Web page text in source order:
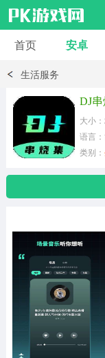
安卓应用
模拟经营
首页 安卓
生活服务
DJ
大小
语言
类别：